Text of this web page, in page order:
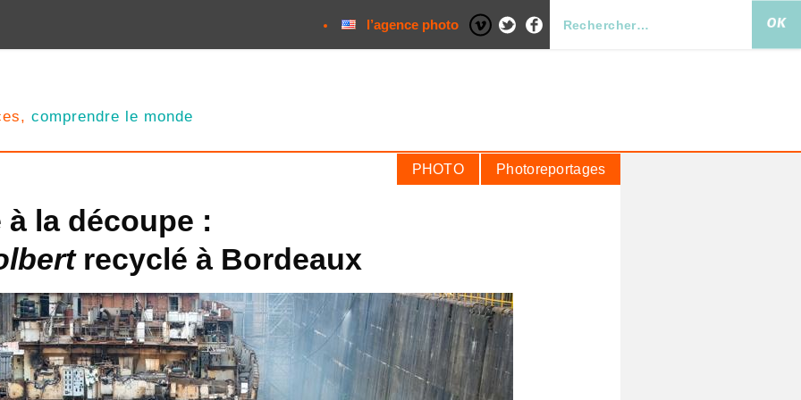
l’agence photo
comprendre le monde
à la découpe :
recyclé à Bordeaux
PHOTO Photoreportages